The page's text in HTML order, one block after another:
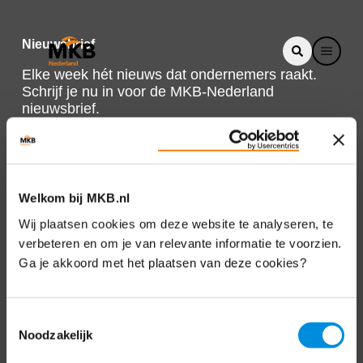
Welkom bij MKB.nl
Wij plaatsen cookies om deze website te analyseren, te
verbeteren en om je van relevante informatie te voorzien.
Ga je akkoord met het plaatsen van deze cookies?
Noodzakelijk
Nieuwsbrief
Elke week hét nieuws dat ondernemers raakt.
Schrijf je nu in voor de MKB-Nederland
nieuwsbrief.
Direct naar
Over ons
Bezuidenhoutseweg 12